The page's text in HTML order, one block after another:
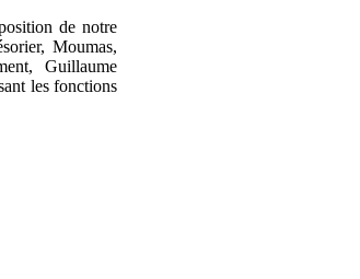
de notre
Moumas,
Guillaume
les fonctions